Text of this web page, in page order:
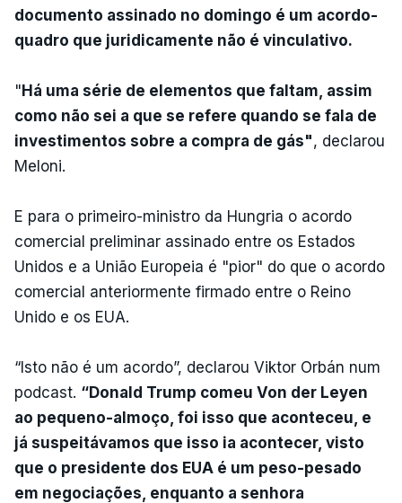
documento assinado no domingo é um acordo-
quadro que juridicamente não é vinculativo.
"Há uma série de elementos que faltam, assim
como não sei a que se refere quando se fala de
investimentos sobre a compra de gás", declarou
Meloni.
E para o primeiro-ministro da Hungria o acordo
comercial preliminar assinado entre os Estados
Unidos e a União Europeia é "pior" do que o acordo
comercial anteriormente firmado entre o Reino
Unido e os EUA.
“Isto não é um acordo”, declarou Viktor Orbán num
podcast. “Donald Trump comeu Von der Leyen
ao pequeno-almoço, foi isso que aconteceu, e
já suspeitávamos que isso ia acontecer, visto
que o presidente dos EUA é um peso-pesado
em negociações, enquanto a senhora